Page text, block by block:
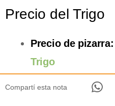
Precio del Trigo
Precio de pizarra:
Trigo
Compartí esta nota